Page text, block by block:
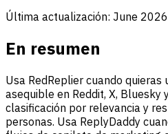
Última actualización: June 2026
En resumen
Usa RedReplier cuando quieras
asequible en Reddit, X, Bluesky
clasificación por relevancia y
personas. Usa ReplyDaddy